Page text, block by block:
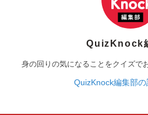
QuizKnock
身の回りの気になることをクイズで
QuizKnock編集部